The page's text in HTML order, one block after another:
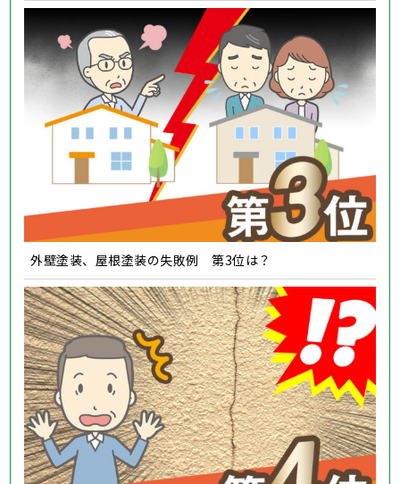
外壁塗装、屋根塗装の失敗例 第3位は？